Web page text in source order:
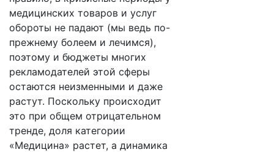
медицинских товаров и услуг
обороты не падают (мы ведь по-
прежнему болеем и лечимся),
поэтому и бюджеты многих
рекламодателей этой сферы
остаются неизменными и даже
растут. Поскольку происходит
это при общем отрицательном
тренде, доля категории
«Медицина» растет, а динамика